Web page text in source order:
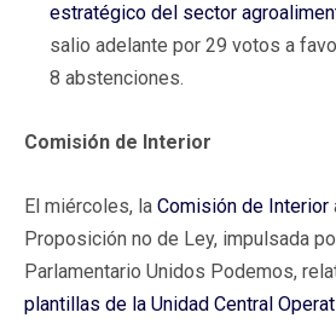
estratégico del sector
salio adelante por 29 votos a
8 abstenciones.
Comisión de Interior
El miércoles, la Comisión de Interior
Proposición no de Ley, impulsada
Parlamentario Unidos Podemos,
plantillas de la Unidad Central